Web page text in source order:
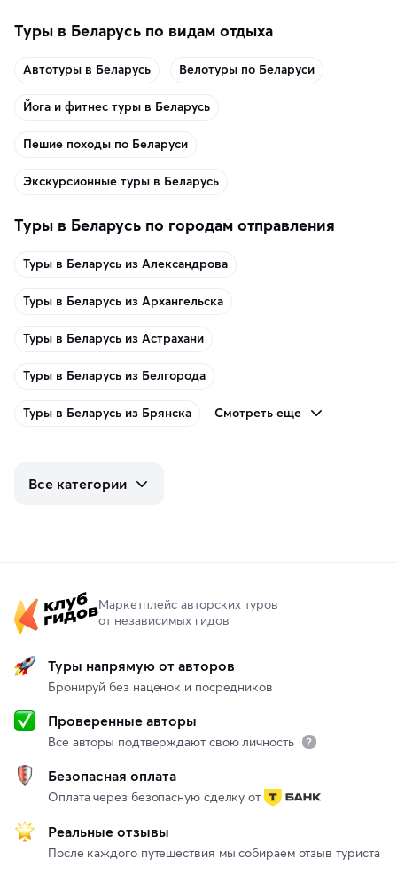
Туры в Беларусь по видам отдыха
Автотуры в Беларусь Велотуры по Беларуси
Йога и фитнес туры в Беларусь
Пешие походы по Беларуси
Экскурсионные туры в Беларусь
Туры в Беларусь по городам отправления
Туры в Беларусь из Александрова
Туры в Беларусь из Архангельска
Туры в Беларусь из Астрахани
Туры в Беларусь из Белгорода
Туры в Беларусь из Брянска Смотреть еще
Все категории
Маркетплейс авторских туров
от независимых гидов
Туры напрямую от авторов
Бронируй без наценок и посредников
Проверенные авторы
Все авторы подтверждают свою личность
Безопасная оплата
Оплата через безопасную сделку от
Реальные отзывы
После каждого путешествия мы собираем отзыв туриста